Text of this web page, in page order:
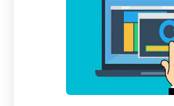
实目标和建立强大关系的
您的心理健康旅程中发挥着
外，了解何时是寻求专业帮
疗如何帮助您有效应对情感
面，为您提供识别和解决情
工具，确保您在日益紧张的